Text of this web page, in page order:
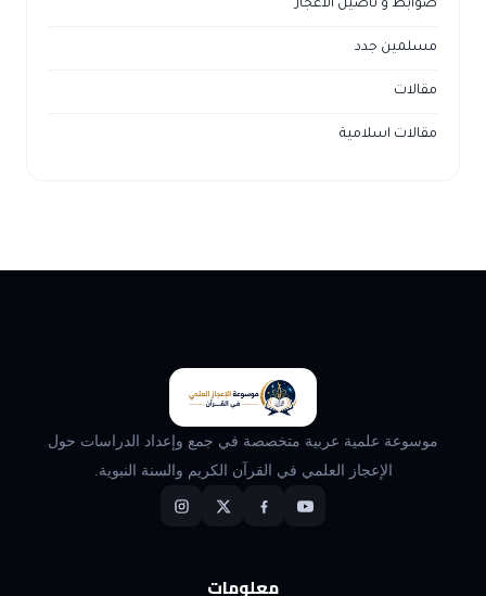
ضوابط و تأصيل الاعجاز
مسلمين جدد
مقالات
مقالات اسلامية
موسوعة علمية عربية متخصصة في جمع وإعداد الدراسات حول
الإعجاز العلمي في القرآن الكريم والسنة النبوية.
معلومات